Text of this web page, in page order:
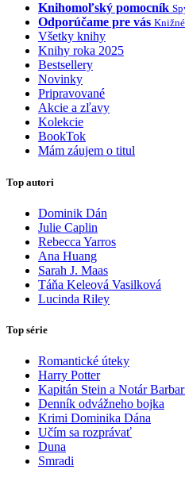
Knihomoľský pomocník
Odporúčame pre vás
Všetky knihy
Knihy roka 2025
Bestsellery
Novinky
Pripravované
Akcie a zľavy
Kolekcie
BookTok
Mám záujem o titul
Top autori
Dominik Dán
Julie Caplin
Rebecca Yarros
Ana Huang
Sarah J. Maas
Táňa Keleová Vasilková
Lucinda Riley
Top série
Romantické úteky
Harry Potter
Kapitán Stein a Notár
Denník odvážneho bojka
Krimi Dominika Dána
Učím sa rozprávať
Duna
Smradi